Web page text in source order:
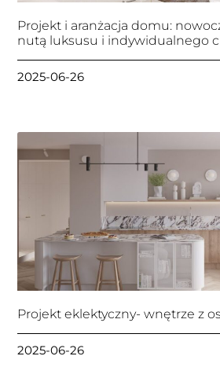
Projekt i aranżacja domu:
nutą luksusu i indywidualnego
2025-06-26
Projekt eklektyczny- wnętrze z
2025-06-26